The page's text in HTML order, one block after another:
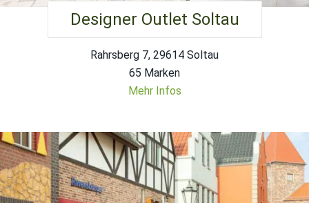
Designer Outlet Soltau
Rahrsberg 7, 29614 Soltau
65 Marken
Mehr Infos